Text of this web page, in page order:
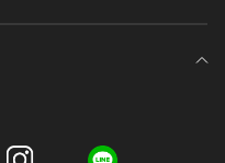
フォンなどの環境により、